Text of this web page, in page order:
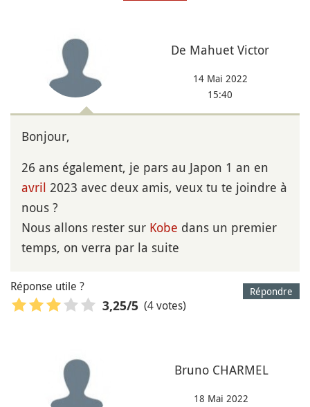
De Mahuet Victor
14 Mai 2022
15:40
Bonjour,
26 ans également, je pars au Japon 1 an en
avril 2023 avec deux amis, veux tu te joindre à
nous ?
Nous allons rester sur Kobe dans un premier
temps, on verra par la suite
Répondre
Réponse utile ?
3,25/5 (4 votes)
Bruno CHARMEL
18 Mai 2022